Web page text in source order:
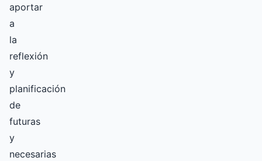
aportar
a
la
reflexión
y
planificación
de
futuras
y
necesarias